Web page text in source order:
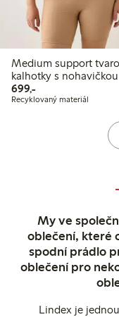
Medium support
kalhotky s nohavičkou
699,-699,00 Kč
Recyklovaný materiál
My ve
oblečení, které
spodní prádlo
oblečení pro
Lindex je